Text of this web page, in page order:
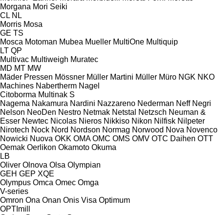
Morgana Mori Seiki
CL NL
Morris Mosa
GE TS
Mosca Motoman Mubea Mueller MultiOne Multiquip
LT QP
Multivac Multiweigh Muratec
MD MT MW
Mäder Pressen Mössner Müller Martini Müller Müro NGK NKO
Machines Nabertherm Nagel
Citoborma Multinak S
Nagema Nakamura Nardini Nazzareno Nederman Neff Negri
Nelson NeoDen Nestro Netmak Netstal Netzsch Neuman &
Esser Newtec Nicolas Nieros Nikkiso Nikon Nilfisk Nilpeter
Nirotech Nock Nord Nordson Normag Norwood Nova Novenco
Nowicki Nuova OKK OMA OMC OMS OMV OTC Daihen OTT
Oemak Oerlikon Okamoto Okuma
LB
Oliver Olnova Olsa Olympian
GEH GEP XQE
Olympus Omca Omec Omga
V-series
Omron Ona Onan Onis Visa Optimum
OPTImill